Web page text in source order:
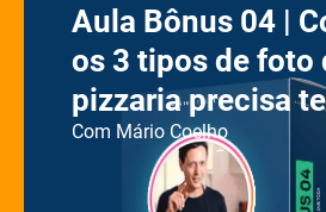
Aula Bônus 04 |
os 3 tipos de foto
pizzaria precisa
Com Mário Coelho